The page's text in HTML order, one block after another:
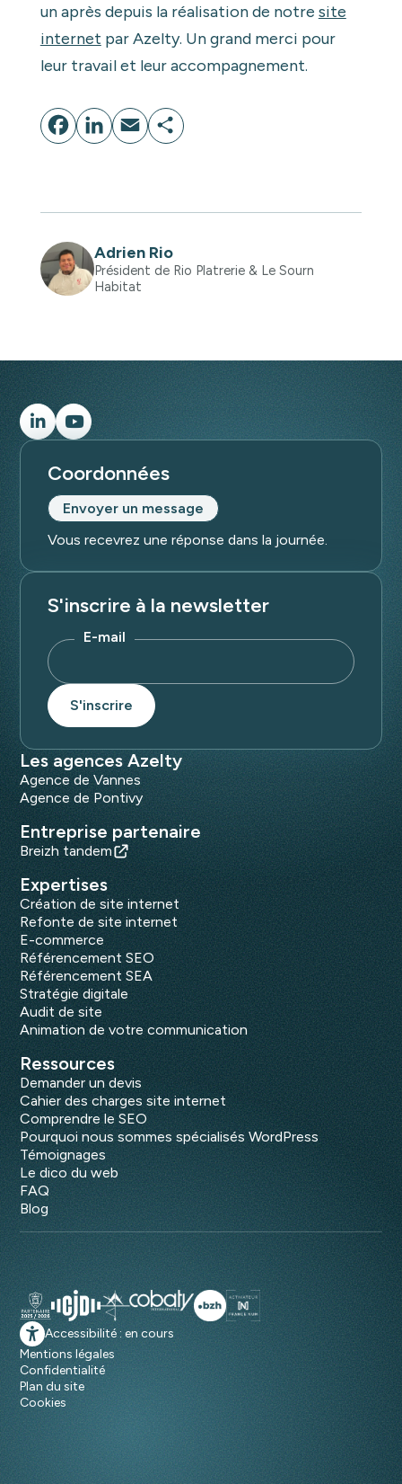
un après depuis la réalisation de notre site
internet par Azelty. Un grand merci pour
leur travail et leur accompagnement.
Facebook
LinkedIn
EmailPartager
Adrien Rio
Président de Rio Platrerie & Le Sourn
Habitat
Coordonnées
Envoyer un message
Vous recevrez une réponse dans la journée.
S'inscrire à la newsletter
E-mail
Les agences Azelty
Agence de Vannes
Agence de Pontivy
Entreprise partenaire
Breizh tandem
Expertises
Création de site internet
Refonte de site internet
E-commerce
Référencement SEO
Référencement SEA
Stratégie digitale
Audit de site
Animation de votre communication
Ressources
Demander un devis
Cahier des charges site internet
Comprendre le SEO
Pourquoi nous sommes spécialisés WordPress
Témoignages
Le dico du web
FAQ
Blog
Accessibilité : en cours
Mentions légales
Confidentialité
Plan du site
Cookies